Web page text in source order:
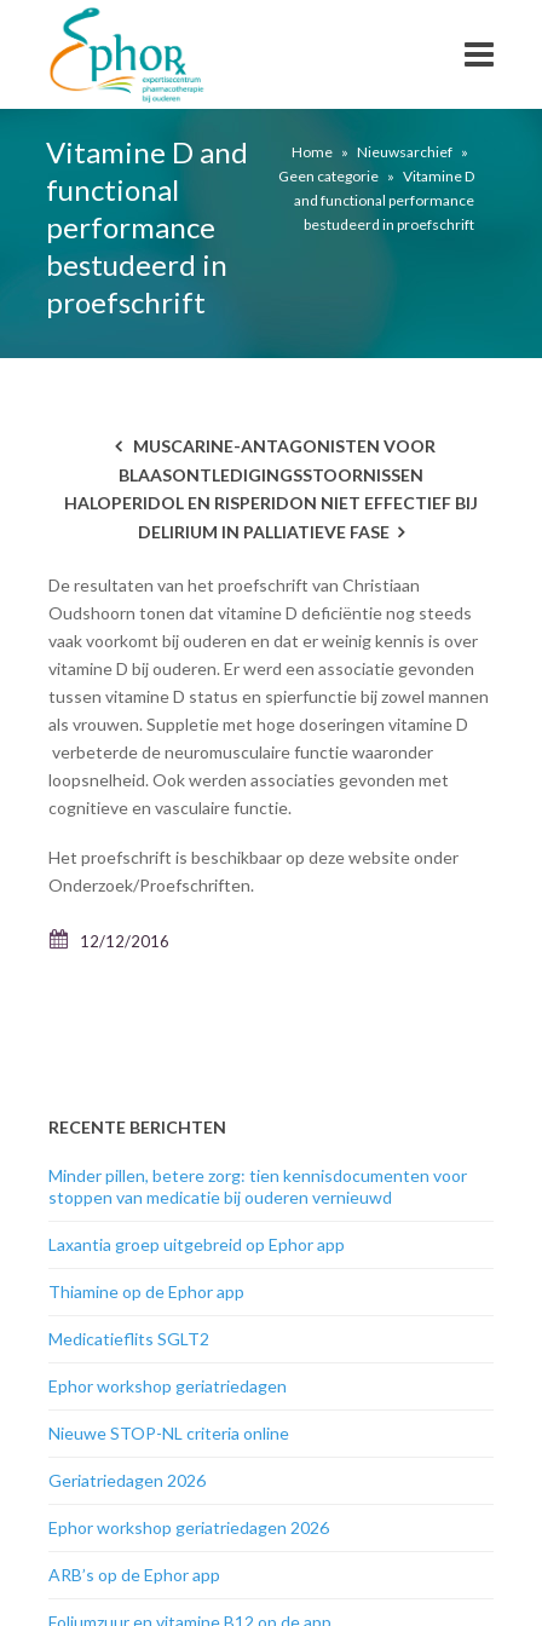
Vitamine D and
functional
performance
bestudeerd in
proefschrift
Home » Nieuwsarchief »
Geen categorie » Vitamine D
and functional performance
bestudeerd in proefschrift
MUSCARINE-ANTAGONISTEN VOOR
BLAASONTLEDIGINGSSTOORNISSEN
HALOPERIDOL EN RISPERIDON NIET EFFECTIEF BIJ
DELIRIUM IN PALLIATIEVE FASE
De resultaten van het proefschrift van Christiaan
Oudshoorn tonen dat vitamine D deficiëntie nog steeds
vaak voorkomt bij ouderen en dat er weinig kennis is over
vitamine D bij ouderen. Er werd een associatie gevonden
tussen vitamine D status en spierfunctie bij zowel mannen
als vrouwen. Suppletie met hoge doseringen vitamine D
verbeterde de neuromusculaire functie waaronder
loopsnelheid. Ook werden associaties gevonden met
cognitieve en vasculaire functie.
Het proefschrift is beschikbaar op deze website onder
Onderzoek/Proefschriften.
12/12/2016
RECENTE BERICHTEN
Minder pillen, betere zorg: tien kennisdocumenten voor
stoppen van medicatie bij ouderen vernieuwd
Laxantia groep uitgebreid op Ephor app
Thiamine op de Ephor app
Medicatieflits SGLT2
Ephor workshop geriatriedagen
Nieuwe STOP-NL criteria online
Geriatriedagen 2026
Ephor workshop geriatriedagen 2026
ARB’s op de Ephor app
Foliumzuur en vitamine B12 op de app